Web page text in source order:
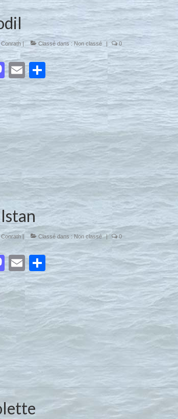
| Classé dans :Non classé | 0
Mastodon
EmailPartager
| Classé dans :Non classé | 0
Mastodon
EmailPartager